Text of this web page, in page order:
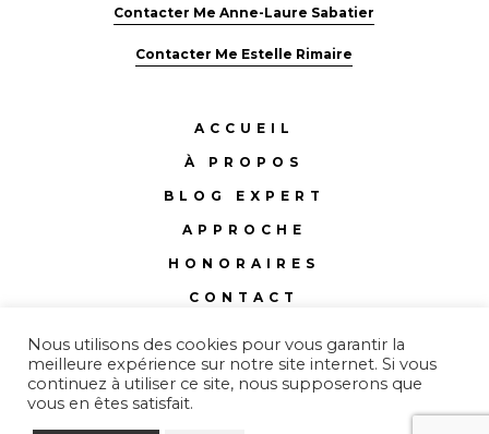
Contacter Me Anne-Laure Sabatier
Contacter Me Estelle Rimaire
ACCUEIL
À PROPOS
BLOG EXPERT
APPROCHE
HONORAIRES
CONTACT
Nous utilisons des cookies pour vous garantir la
meilleure expérience sur notre site internet. Si vous
continuez à utiliser ce site, nous supposerons que
vous en êtes satisfait.